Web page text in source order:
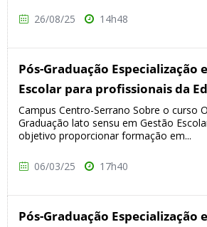
26/08/25 14h48
Pós-Graduação Especialização
Escolar para profissionais da
Campus Centro-Serrano Sobre o curso
Graduação lato sensu em Gestão
objetivo proporcionar formação em...
06/03/25 17h40
Pós-Graduação Especialização